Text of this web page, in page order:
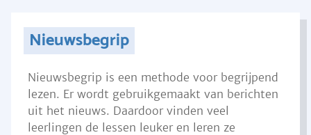
Nieuwsbegrip
Nieuwsbegrip is een methode voor begrijpend
lezen. Er wordt gebruikgemaakt van berichten
uit het nieuws. Daardoor vinden veel
leerlingen de lessen leuker en leren ze